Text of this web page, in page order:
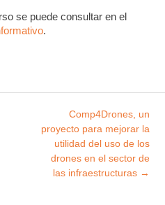
se puede consultar en el
.
Comp4Drones, un
proyecto para mejorar la
utilidad del uso de los
drones en el sector de
las infraestructuras →